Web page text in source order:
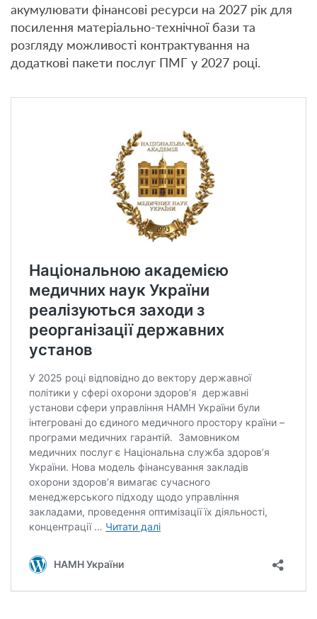
акумулювати фінансові ресурси на 2027 рік для
посилення матеріально-технічної бази та
розгляду можливості контрактування на
додаткові пакети послуг ПМГ у 2027 році.